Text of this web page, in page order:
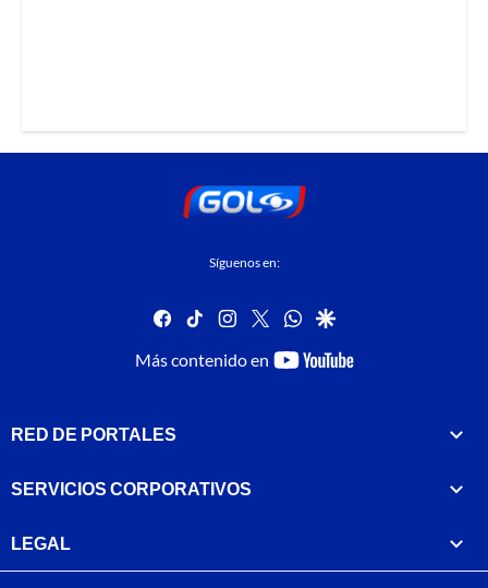
Síguenos en:
facebook
tiktok instagram
twitterwhatsapp
google
Más contenido en
youtube-
RED DE PORTALES
SERVICIOS CORPORATIVOS
LEGAL